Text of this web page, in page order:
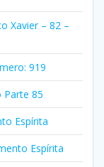
Xavier – 82 –
919
Parte 85
Espírita
Espírita